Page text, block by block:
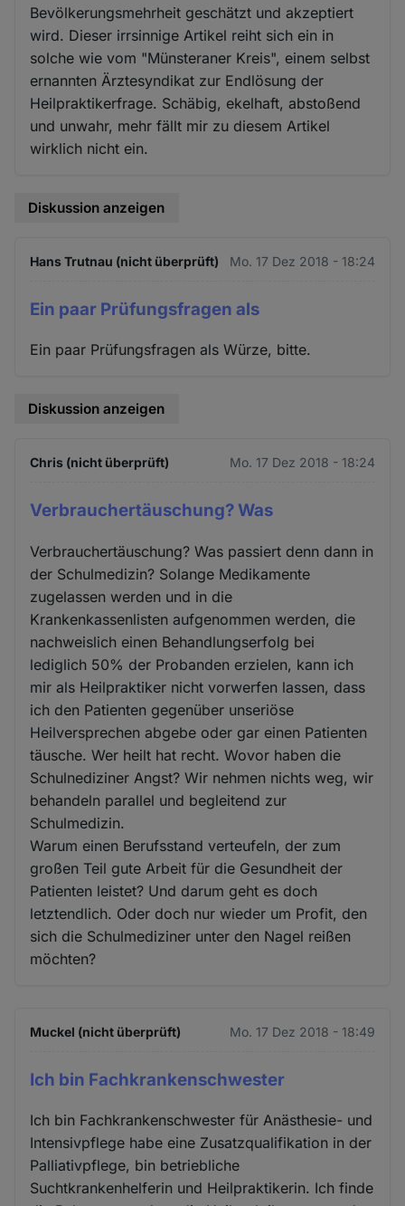
Bevölkerungsmehrheit geschätzt und akzeptiert
wird. Dieser irrsinnige Artikel reiht sich ein in
solche wie vom "Münsteraner Kreis", einem selbst
ernannten Ärztesyndikat zur Endlösung der
Heilpraktikerfrage. Schäbig, ekelhaft, abstoßend
und unwahr, mehr fällt mir zu diesem Artikel
wirklich nicht ein.
Diskussion anzeigen
Hans Trutnau (nicht überprüft) Mo. 17 Dez 2018 - 18:24
Ein paar Prüfungsfragen als
Ein paar Prüfungsfragen als Würze, bitte.
Diskussion anzeigen
Chris (nicht überprüft) Mo. 17 Dez 2018 - 18:24
Verbrauchertäuschung? Was
Verbrauchertäuschung? Was passiert denn dann in
der Schulmedizin? Solange Medikamente
zugelassen werden und in die
Krankenkassenlisten aufgenommen werden, die
nachweislich einen Behandlungserfolg bei
lediglich 50% der Probanden erzielen, kann ich
mir als Heilpraktiker nicht vorwerfen lassen, dass
ich den Patienten gegenüber unseriöse
Heilversprechen abgebe oder gar einen Patienten
täusche. Wer heilt hat recht. Wovor haben die
Schulnediziner Angst? Wir nehmen nichts weg, wir
behandeln parallel und begleitend zur
Schulmedizin.
Warum einen Berufsstand verteufeln, der zum
großen Teil gute Arbeit für die Gesundheit der
Patienten leistet? Und darum geht es doch
letztendlich. Oder doch nur wieder um Profit, den
sich die Schulmediziner unter den Nagel reißen
möchten?
Muckel (nicht überprüft) Mo. 17 Dez 2018 - 18:49
Ich bin Fachkrankenschwester
Ich bin Fachkrankenschwester für Anästhesie- und
Intensivpflege habe eine Zusatzqualifikation in der
Palliativpflege, bin betriebliche
Suchtkrankenhelferin und Heilpraktikerin. Ich finde